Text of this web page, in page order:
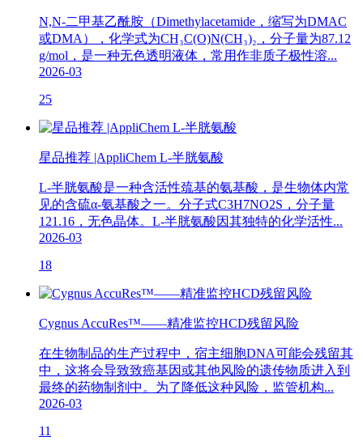
N,N-二甲基乙酰胺（Dimethylacetamide，缩写为DMAC
或DMA），化学式为CH₃C(O)N(CH₃)₂，分子量为87.12
g/mol，是一种无色透明液体，常用作非质子极性溶...
2026-03
25
星品推荐 |AppliChem L-半胱氨酸
L-半胱氨酸是一种含活性巯基的氨基酸，是生物体内常
见的含硫α-氨基酸之一。分子式C3H7NO2S，分子量
121.16，无色晶体。L-半胱氨酸因其独特的化学活性...
2026-03
18
Cygnus AccuRes™——精准监控HCD残留风险
在生物制品的生产过程中，宿主细胞DNA可能会残留其
中，这将会导致致癌基因或其他风险的遗传物质进入到
最终的药物制剂中。为了降低这种风险，监管机构...
2026-03
11